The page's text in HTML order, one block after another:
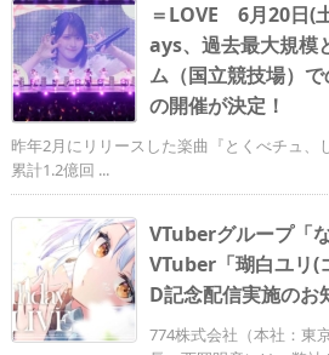
＝LOVE 6月20日(
ays、過去最大規模
ム（国立競技場）
の開催が決定！
昨年2月にリリースした楽曲『とくべチュ、
累計1.2億回 ...
VTuberグループ「
VTuber「瑚白ユリ(
D記念配信実施のお
774株式会社（本社：東